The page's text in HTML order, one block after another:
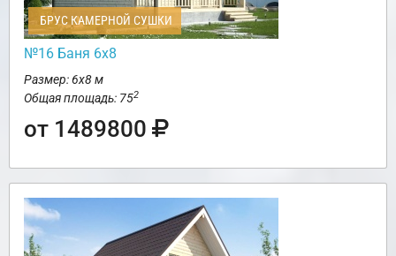
БРУС КАМЕРНОЙ СУШКИ
№16 Баня 6х8
Размер: 6х8 м
Общая площадь: 752
от 1489800